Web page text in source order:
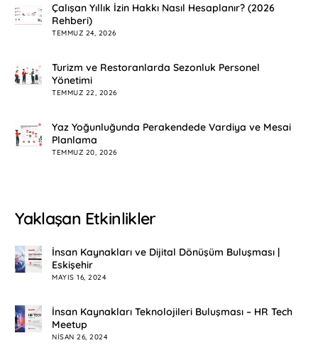
Çalışan Yıllık İzin Hakkı Nasıl Hesaplanır? (2026
Rehberi)
TEMMUZ 24, 2026
Turizm ve Restoranlarda Sezonluk Personel
Yönetimi
TEMMUZ 22, 2026
Yaz Yoğunluğunda Perakendede Vardiya ve Mesai
Planlama
TEMMUZ 20, 2026
Yaklaşan Etkinlikler
İnsan Kaynakları ve Dijital Dönüşüm Buluşması |
Eskişehir
MAYIS 16, 2024
İnsan Kaynakları Teknolojileri Buluşması – HR Tech
Meetup
NISAN 26, 2024